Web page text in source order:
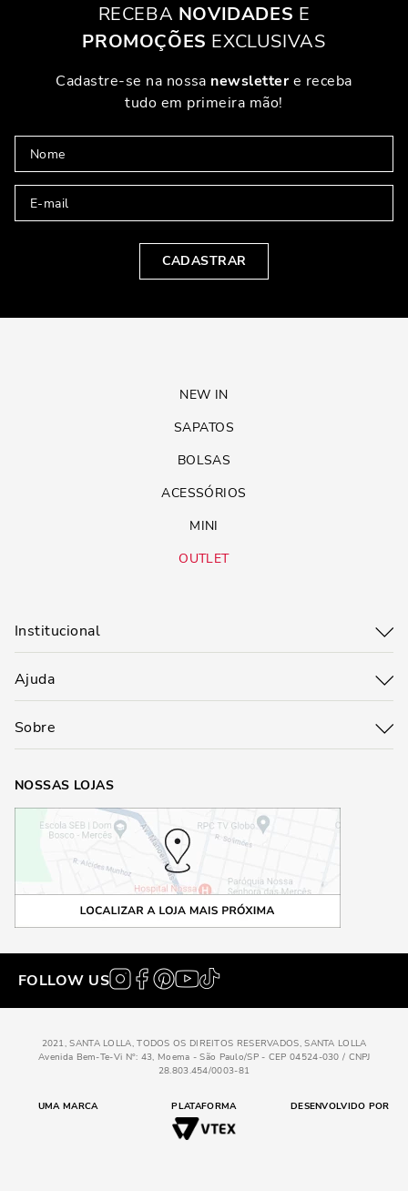
RECEBA NOVIDADES E
PROMOÇÕES EXCLUSIVAS
Cadastre-se na nossa newslettere receba
tudo em primeira mão!
CADASTRAR
NEW IN
SAPATOS
BOLSAS
ACESSÓRIOS
MINI
OUTLET
Institucional
Ajuda
Sobre
NOSSAS LOJAS
FOLLOW US
2021, SANTA LOLLA, TODOS OS DIREITOS RESERVADOS, SANTA LOLLA
Avenida Bem-Te-Vi N°: 43, Moema - São Paulo/SP - CEP 04524-030 / CNPJ
28.803.454/0003-81
UMA MARCA PLATAFORMA DESENVOLVIDO POR